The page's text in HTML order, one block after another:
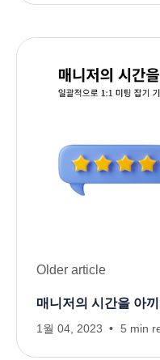
Older article
매니저의 시간을 아
1월 04, 2023 5 min